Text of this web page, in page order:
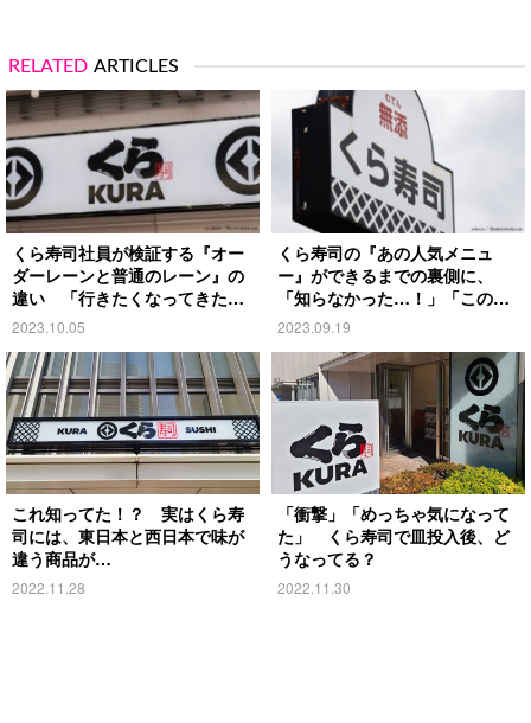
RELATED ARTICLES
くら寿司社員が検証する『オー
ダーレーンと普通のレーン』の
違い 「行きたくなってきた」
の声
2023.10.05
くら寿司の『あの人気メニュ
ー』ができるまでの裏側に、
「知らなかった…！」「この動
画はレア」の声
2023.09.19
これ知ってた！？ 実はくら寿
司には、東日本と西日本で味が
違う商品が…
2022.11.28
「衝撃」「めっちゃ気になって
た」 くら寿司で皿投入後、ど
うなってる？
2022.11.30